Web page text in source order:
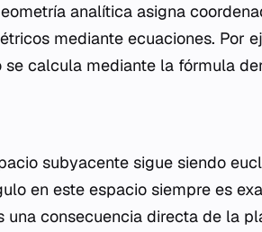
analítica asigna
mediante ecuaciones. Por
calcula mediante la fórmula
subyacente sigue siendo
en este espacio siempre es
una consecuencia directa de la